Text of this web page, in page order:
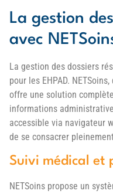
La gestion
avec
La gestion des dossiers
pour les EHPAD.
offre une solution
informations
accessible via navigateur
de se consacrer
Suivi médical et
NETSoins propose un